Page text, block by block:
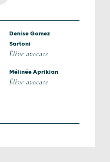
Denise Gomez
Sartoni
Élève avocate
Mélinée Aprikian
Élève avocate